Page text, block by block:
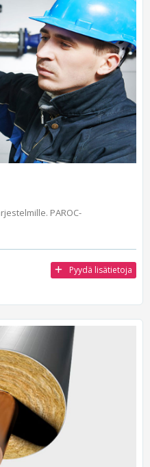
PAROC-
Pyydä lisätietoja